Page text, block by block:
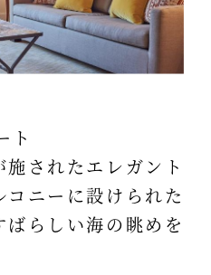
ト
されたエレガント
ニーに設けられた
らしい海の眺めを